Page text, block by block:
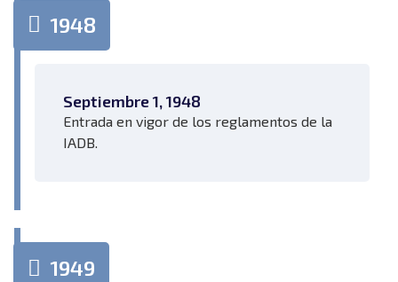
1948
Septiembre 1, 1948
Entrada en vigor de los reglamentos de la
IADB.
1949